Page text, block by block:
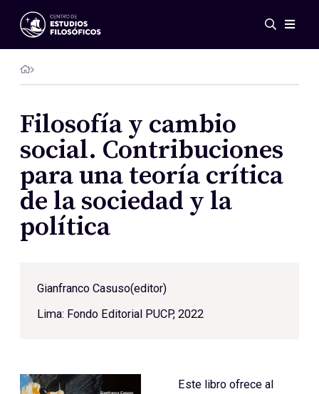
Eventos
Novedades
Investigación
Redes
Publicaciones
Galería
ES
EN
Acerca de nosotros
Miembros
Reglamento
Convenios
Filosofía y cambio
social. Contribuciones
para una teoría crítica
de la sociedad y la
política
Gianfranco Casuso(editor)
Lima: Fondo Editorial PUCP, 2022
Este libro ofrece al